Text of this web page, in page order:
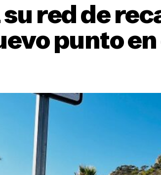
red de
punto en